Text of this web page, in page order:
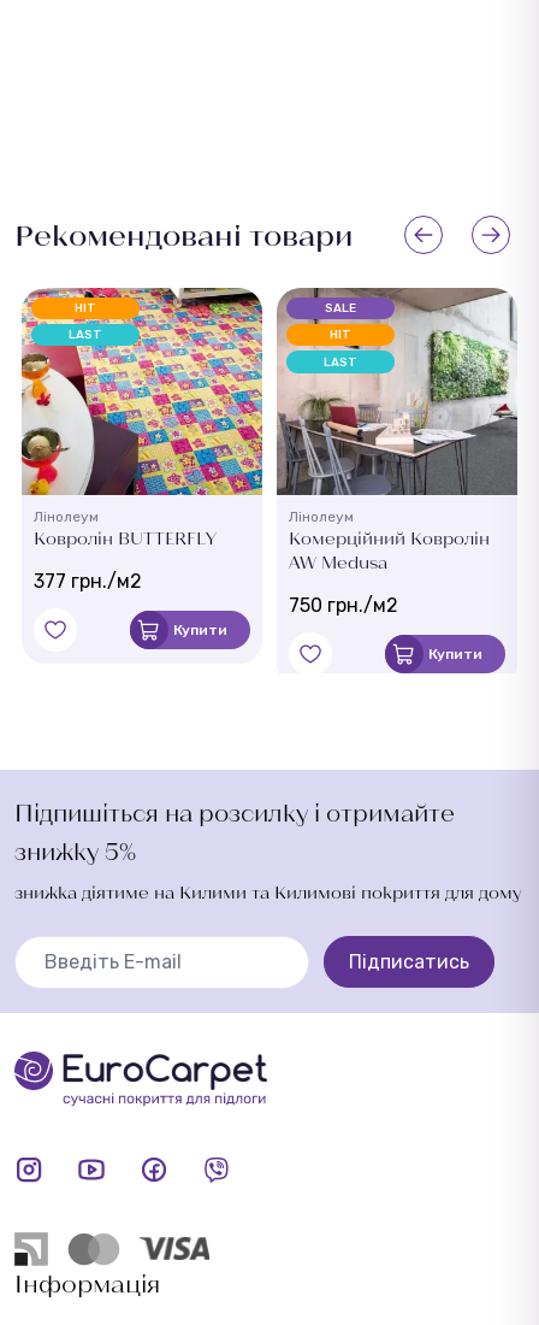
Рекомендовані товари
HIT
LAST
Лінолеум
Ковролін BUTTERFLY
377 грн./м2
Купити
SALE
HIT
LAST
Лінолеум
Комерційний Ковролін
AW Medusa
750 грн./м2
Купити
Підпишіться на розсилку і отримайте
знижку 5%
знижка діятиме на Килими та Килимові покриття для дому
Підписатись
Інформація